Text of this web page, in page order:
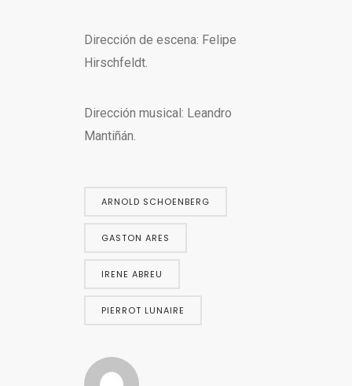
Dirección de escena: Felipe
Hirschfeldt.
Dirección musical: Leandro
Mantiñán.
ARNOLD SCHOENBERG
GASTON ARES
IRENE ABREU
PIERROT LUNAIRE